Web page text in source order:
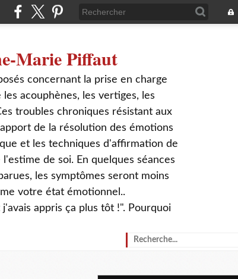
Marie Piffaut
concernant la prise en charge
acouphènes, les vertiges, les
troubles chroniques résistant aux
de la résolution des émotions
et les techniques d'affirmation de
de soi. En quelques séances
les symptômes seront moins
votre état émotionnel..
appris ça plus tôt !". Pourquoi